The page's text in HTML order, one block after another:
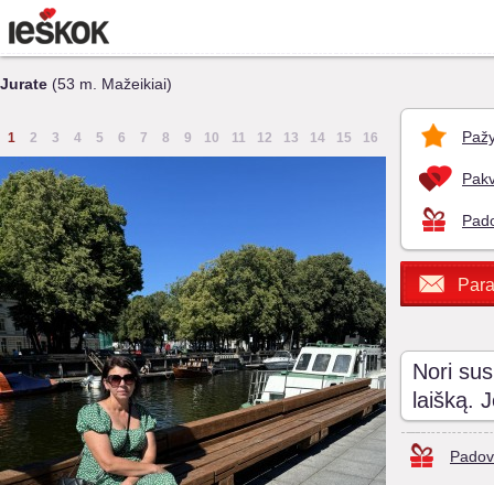
Jurate (53 m. Mažeikiai)
1 2 3 4 5 6 7 8 9 10 11 12 13 14 15 16
Nori
laišką.